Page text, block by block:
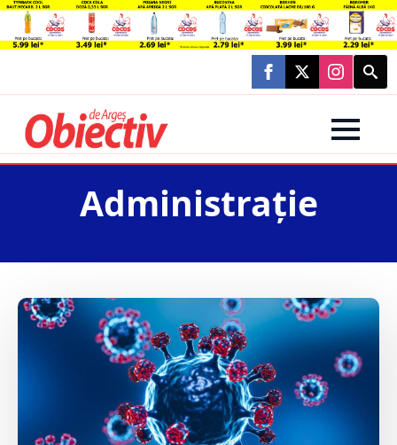
Search
for:
Administraţie